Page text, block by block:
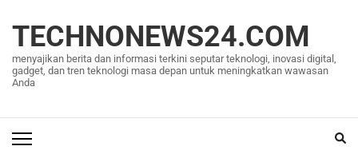
konten
(Tekan
Enter)
TECHNONEWS24.COM
menyajikan berita dan informasi terkini seputar teknologi, inovasi digital,
gadget, dan tren teknologi masa depan untuk meningkatkan wawasan
Anda